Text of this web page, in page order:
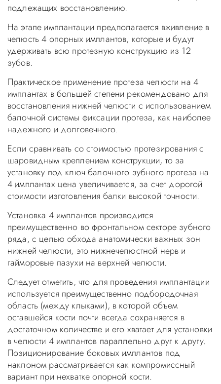
подлежащих восстановлению.
На этапе имплантации предполагается вживление в
челюсть 4 опорных имплантов, которые и будут
удерживать всю протезную конструкцию из 12
зубов.
Практическое применение протеза челюсти на 4
имплантах в большей степени рекомендовано для
восстановления нижней челюсти с использованием
балочной системы фиксации протеза, как наиболее
надежного и долговечного.
Если сравнивать со стоимостью протезирования с
шаровидным креплением конструкции, то за
установку под ключ балочного зубного протеза на
4 имплантах цена увеличивается, за счет дорогой
стоимости изготовления балки высокой точности.
Установка 4 имплантов производится
преимущественно во фронтальном секторе зубного
ряда, с целью обхода анатомически важных зон
нижней челюсти, это нижнечелюстной нерв и
гайморовые пазухи на верхней челюсти.
Следует отметить, что для проведения имплантации
используется преимущественно подбородочная
область (между клыками), в которой объем
оставшейся кости почти всегда сохраняется в
достаточном количестве и его хватает для установки
в челюсти 4 имплантов параллельно друг к другу.
Позиционирование боковых имплантов под
наклоном рассматривается как компромиссный
вариант при нехватке опорной кости.